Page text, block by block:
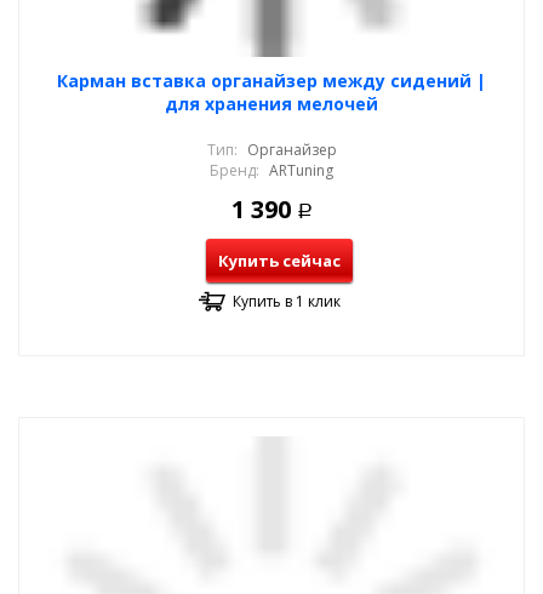
Карман вставка органайзер между сидений |
для хранения мелочей
Тип: Органайзер
Бренд: ARTuning
1 390 Р
Купить сейчас
Купить в 1 клик